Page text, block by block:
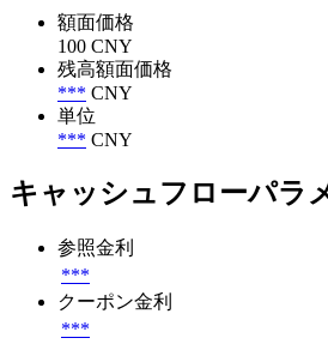
額面価格
100 CNY
残高額面価格
*** CNY
単位
*** CNY
キャッシュフローパラ
参照金利
***
クーポン金利
***